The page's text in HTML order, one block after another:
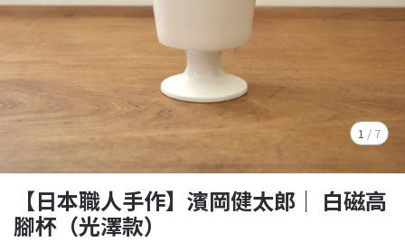
1 / 7
【日本職人手作】濱岡健太郎｜ 白磁高
腳杯（光澤款）